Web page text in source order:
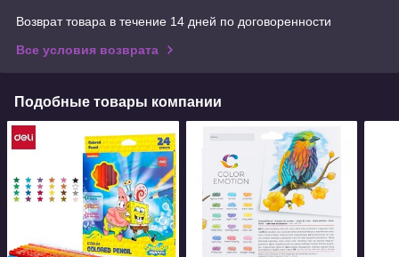
Возврат товара в течение 14 дней по договоренности
Все условия возврата
Подобные товары компании